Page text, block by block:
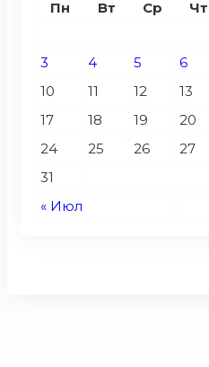
Пн
Вт Ср Чт
« Июл
3
4 5 6
10
11 12 13
17
18 19 20
24
25 26 27
31